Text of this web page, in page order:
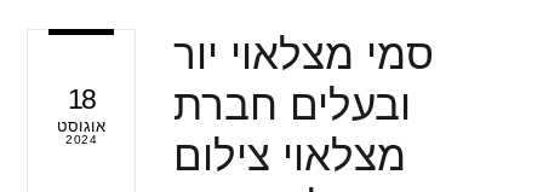
18
אוגוסט
2024
סמי מצלאוי יור
ובעלים חברת
מצלאוי צילום